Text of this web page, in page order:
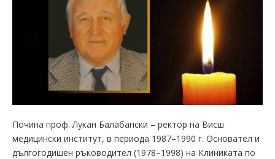
Почина проф. Лукан Балабански – ректор на Висш
медицински институт, в периода 1987–1990 г. Основател и
дългогодишен ръководител (1978–1998) на Клиниката по